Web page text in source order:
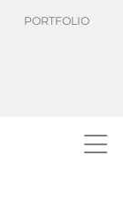
PORTFOLIO